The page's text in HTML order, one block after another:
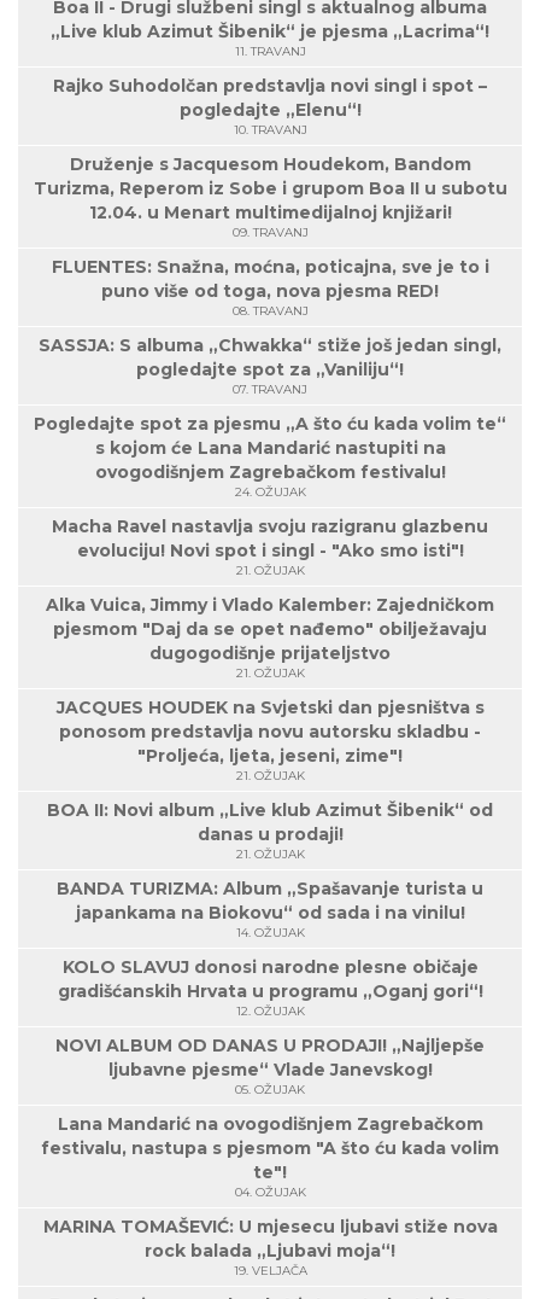
Boa II - Drugi službeni singl s aktualnog albuma
„Live klub Azimut Šibenik“ je pjesma „Lacrima“!
11. TRAVANJ
Rajko Suhodolčan predstavlja novi singl i spot –
pogledajte „Elenu“!
10. TRAVANJ
Druženje s Jacquesom Houdekom, Bandom
Turizma, Reperom iz Sobe i grupom Boa II u subotu
12.04. u Menart multimedijalnoj knjižari!
09. TRAVANJ
FLUENTES: Snažna, moćna, poticajna, sve je to i
puno više od toga, nova pjesma RED!
08. TRAVANJ
SASSJA: S albuma „Chwakka“ stiže još jedan singl,
pogledajte spot za „Vaniliju“!
07. TRAVANJ
Pogledajte spot za pjesmu „A što ću kada volim te“
s kojom će Lana Mandarić nastupiti na
ovogodišnjem Zagrebačkom festivalu!
24. OŽUJAK
Macha Ravel nastavlja svoju razigranu glazbenu
evoluciju! Novi spot i singl - "Ako smo isti"!
21. OŽUJAK
Alka Vuica, Jimmy i Vlado Kalember: Zajedničkom
pjesmom "Daj da se opet nađemo" obilježavaju
dugogodišnje prijateljstvo
21. OŽUJAK
JACQUES HOUDEK na Svjetski dan pjesništva s
ponosom predstavlja novu autorsku skladbu -
"Proljeća, ljeta, jeseni, zime"!
21. OŽUJAK
BOA II: Novi album „Live klub Azimut Šibenik“ od
danas u prodaji!
21. OŽUJAK
BANDA TURIZMA: Album „Spašavanje turista u
japankama na Biokovu“ od sada i na vinilu!
14. OŽUJAK
KOLO SLAVUJ donosi narodne plesne običaje
gradišćanskih Hrvata u programu „Oganj gori“!
12. OŽUJAK
NOVI ALBUM OD DANAS U PRODAJI! „Najljepše
ljubavne pjesme“ Vlade Janevskog!
05. OŽUJAK
Lana Mandarić na ovogodišnjem Zagrebačkom
festivalu, nastupa s pjesmom "A što ću kada volim
te"!
04. OŽUJAK
MARINA TOMAŠEVIĆ: U mjesecu ljubavi stiže nova
rock balada „Ljubavi moja“!
19. VELJAČA